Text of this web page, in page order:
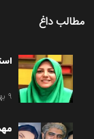
مطالب داغ
9 بهمن, 1403